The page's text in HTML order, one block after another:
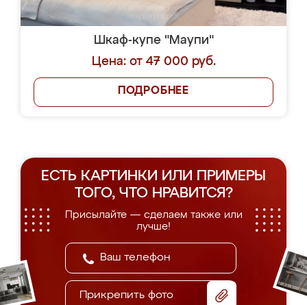
Шкаф-купе "Маупи"
Цена: от 47 000 руб.
ПОДРОБНЕЕ
ЕСТЬ КАРТИНКИ ИЛИ ПРИМЕРЫ
ТОГО, ЧТО НРАВИТСЯ?
Присылайте — сделаем также или
лучше!
Прикрепить фото